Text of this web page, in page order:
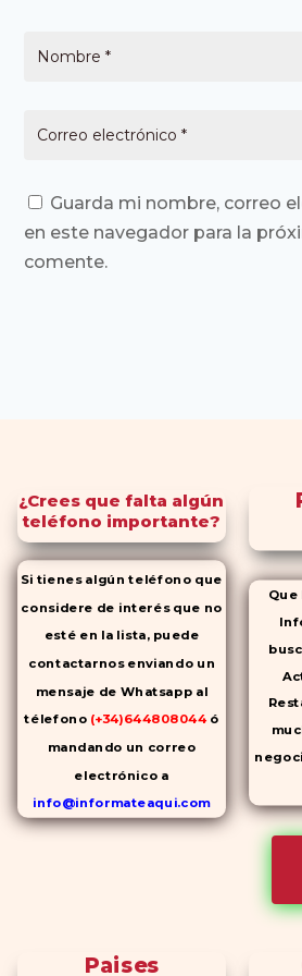
Guarda mi nombre, correo
en este navegador para la
comente.
¿Crees que falta algún
teléfono importante?
Si tienes algún teléfono que
considere de interés que no
esté en la lista, puede
contactarnos enviando un
mensaje de Whatsapp al
télefono (+34)644808044 ó
mandando un correo
electrónico a
info@informateaqui.com
Mientras que antes la
cambio de los tiempos ha
Que
Paises